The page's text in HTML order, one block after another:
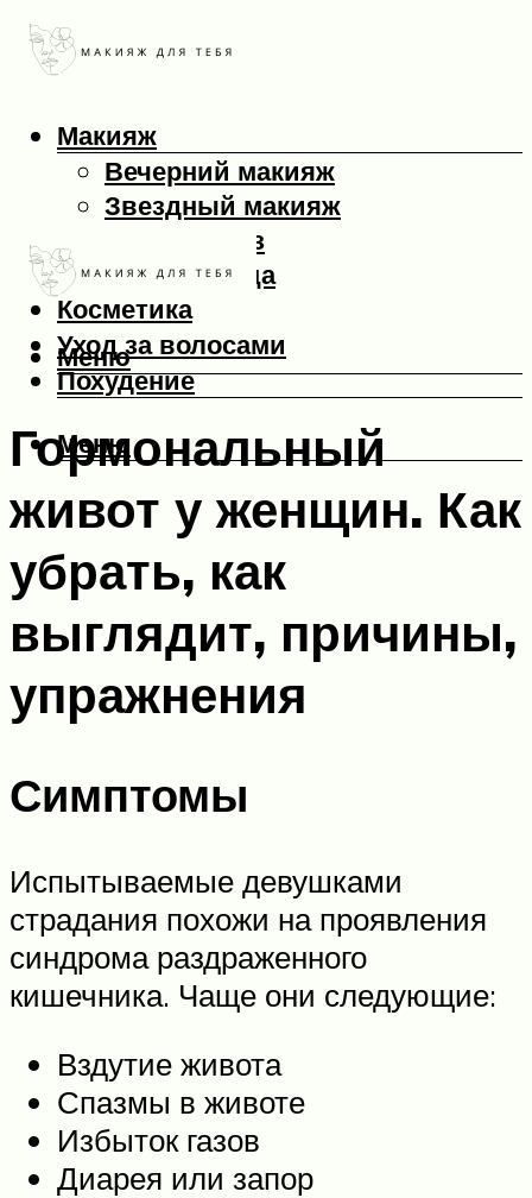
Макияж
Вечерний макияж
Звездный макияж
Макияж глаз
Макияж лица
Косметика
Уход за волосами
Похудение
Меню
Меню
Гормональный
живот у женщин. Как
убрать, как
выглядит, причины,
упражнения
Симптомы
Испытываемые девушками
страдания похожи на проявления
синдрома раздраженного
кишечника. Чаще они следующие:
Вздутие живота
Спазмы в животе
Избыток газов
Диарея или запор